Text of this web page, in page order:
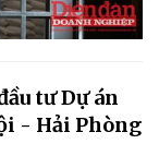
tư Dự án
- Hải Phòng